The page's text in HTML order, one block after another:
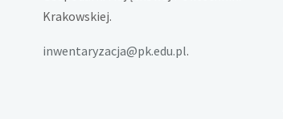
Krakowskiej.
inwentaryzacja@pk.edu.pl.